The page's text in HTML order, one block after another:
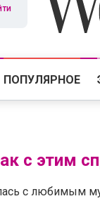
ПОПУЛЯРНОЕ
с этим
с любимым